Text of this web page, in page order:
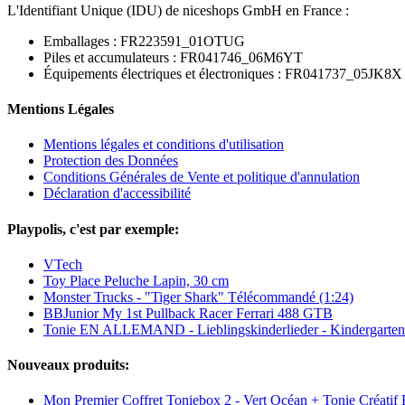
L'Identifiant Unique (IDU) de niceshops GmbH en France :
Emballages : FR223591_01OTUG
Piles et accumulateurs : FR041746_06M6YT
Équipements électriques et électroniques : FR041737_05JK8X
Mentions Légales
Mentions légales et conditions d'utilisation
Protection des Données
Conditions Générales de Vente et politique d'annulation
Déclaration d'accessibilité
Playpolis, c'est par exemple:
VTech
Toy Place Peluche Lapin, 30 cm
Monster Trucks - "Tiger Shark" Télécommandé (1:24)
BBJunior My 1st Pullback Racer Ferrari 488 GTB
Tonie EN ALLEMAND - Lieblingskinderlieder -
Nouveaux produits:
Mon Premier Coffret Toniebox 2 - Vert Océan + Tonie Créatif